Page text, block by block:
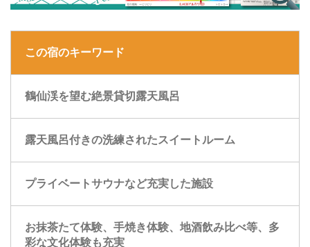
この宿のキーワード
鶴仙渓を望む絶景貸切露天風呂
露天風呂付きの洗練されたスイートルーム
プライベートサウナなど充実した施設
お抹茶たて体験、手焼き体験、地酒飲み比べ等、多
彩な文化体験も充実